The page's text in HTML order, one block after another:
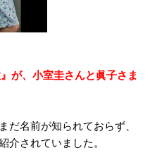
が、小室圭さんと眞子さま
だ名前が知られておらず、
介されていました。